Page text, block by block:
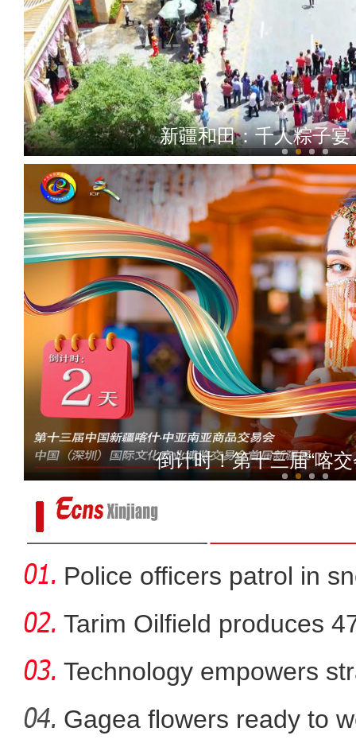
新疆和田：千人粽子
（进博故事·选择进博的理
倒计时！第十三届“喀
Police officers patrol in
Tarim Oilfield produces
Technology empowers
Xi
Gagea flowers ready to